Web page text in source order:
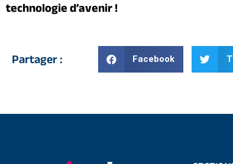
technologie d’avenir !
Partager : Facebook